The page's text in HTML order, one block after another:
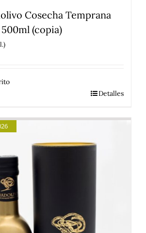
Cosecha Temprana
(copia)
Detalles